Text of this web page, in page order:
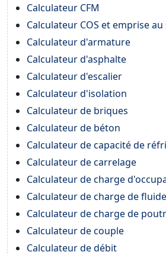
Calculateur CFM
Calculateur COS et emprise au
Calculateur d'armature
Calculateur d'asphalte
Calculateur d'escalier
Calculateur d'isolation
Calculateur de briques
Calculateur de béton
Calculateur de capacité de
Calculateur de carrelage
Calculateur de charge
Calculateur de charge de
Calculateur de charge de
Calculateur de couple
Calculateur de débit